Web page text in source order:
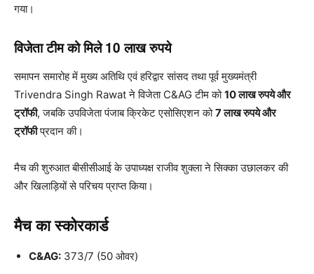
गया।
विजेता टीम को मिले 10 लाख रुपये
समापन समारोह में मुख्य अतिथि एवं हरिद्वार सांसद तथा पूर्व मुख्यमंत्री
Trivendra Singh Rawat ने विजेता C&AG टीम को10 लाख रुपये और
ट्रॉफी, जबकि उपविजेता पंजाब क्रिकेट एसोसिएशन को7 लाख रुपये और
ट्रॉफीप्रदान की।
मैच की शुरुआत बीसीसीआई के उपाध्यक्ष राजीव शुक्ला ने सिक्का उछालकर की
और खिलाड़ियों से परिचय प्राप्त किया।
मैच का स्कोरकार्ड
C&AG: 373/7 (50 ओवर)